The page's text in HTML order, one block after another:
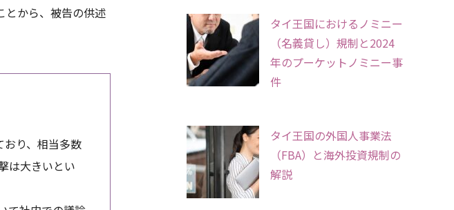
とから、被告の供述
り、相当多数
は大きいとい
タイ王国におけるノミニー
（名義貸し）規制と2024
年のプーケットノミニー事
件
タイ王国の外国人事業法
（FBA）と海外投資規制の
解説